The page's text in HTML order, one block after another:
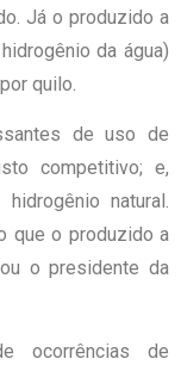
Já o produzido a
da água)
quilo.
de uso de
competitivo; e,
natural.
que o produzido a
o presidente da
ocorrências de